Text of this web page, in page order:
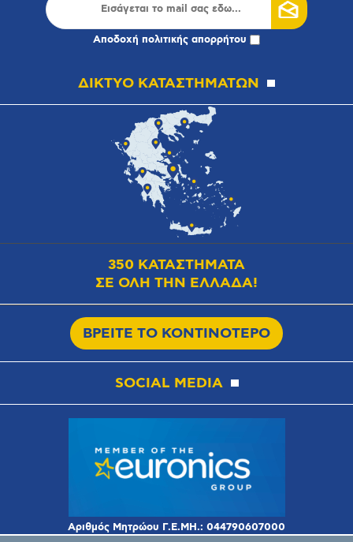
Αποδοχή πολιτικής απορρήτου
ΔΙΚΤΥΟ ΚΑΤΑΣΤΗΜΑΤΩΝ
350 ΚΑΤΑΣΤΗΜΑΤΑ
ΣΕ ΟΛΗ ΤΗΝ ΕΛΛΑΔΑ!
ΒΡΕΙΤΕ ΤΟ ΚΟΝΤΙΝΟΤΕΡΟ
SOCIAL MEDIA